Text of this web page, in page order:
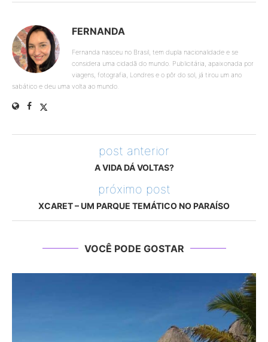
FERNANDA
Fernanda nasceu no Brasil, tem dupla nacionalidade e se
considera uma cidadã do mundo. Publicitária, apaixonada por
viagens, fotografia, Londres e o pôr do sol, já tirou um ano
sabático e deu uma volta ao mundo.
post anterior
A VIDA DÁ VOLTAS?
próximo post
XCARET – UM PARQUE TEMÁTICO NO PARAÍSO
VOCÊ PODE GOSTAR